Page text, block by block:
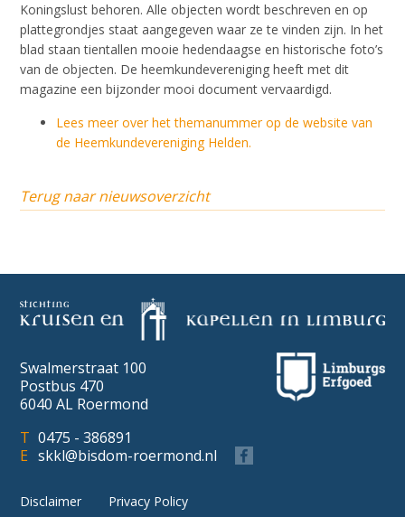
Koningslust behoren. Alle objecten wordt beschreven en op
plattegrondjes staat aangegeven waar ze te vinden zijn. In het
blad staan tientallen mooie hedendaagse en historische foto’s
van de objecten. De heemkundevereniging heeft met dit
magazine een bijzonder mooi document vervaardigd.
Lees meer over het themanummer op de website van
de Heemkundevereniging Helden.
Terug naar nieuwsoverzicht
Swalmerstraat 100
Postbus 470
6040 AL Roermond
0475 - 386891
skkl@bisdom-roermond.nl
Disclaimer Privacy Policy